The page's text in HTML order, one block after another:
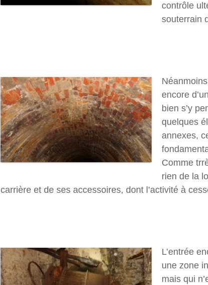
contrôle
souterrain
encore
bien s’y
quelques
annexes,
Comme
rien de la
carrière et de ses accessoires, dont l’activité à
L’entrée
une zone
mais qui